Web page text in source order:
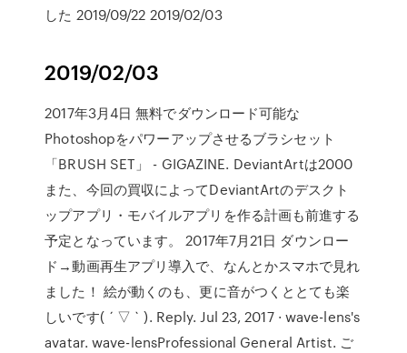
した 2019/09/22 2019/02/03
2019/02/03
2017年3月4日 無料でダウンロード可能な
Photoshopをパワーアップさせるブラシセット
「BRUSH SET」 - GIGAZINE. DeviantArtは2000
また、今回の買収によってDeviantArtのデスクト
ップアプリ・モバイルアプリを作る計画も前進する
予定となっています。 2017年7月21日 ダウンロー
ド→動画再生アプリ導入で、なんとかスマホで見れ
ました！ 絵が動くのも、更に音がつくととても楽
しいです( ´ ▽ ` ). Reply. Jul 23, 2017 · wave-lens's
avatar. wave-lensProfessional General Artist. ご